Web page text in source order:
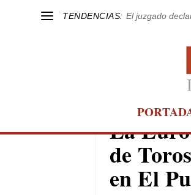
TENDENCIAS: El juzgado
EL PUERTO
La
de
en El